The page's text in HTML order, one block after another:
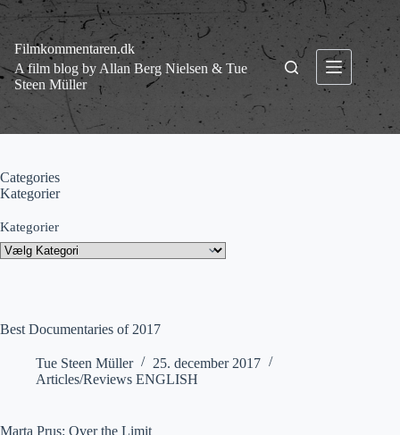
Fortsæt
indhold
Filmkommentaren.dk
A film blog by Allan Berg Nielsen & Tue
Steen Müller
Best Documentaries of 2017
Tue Steen Müller
25. december 2017
Articles/Reviews ENGLISH
Marta Prus: Over the Limit
Categories
Kategorier
Kategorier